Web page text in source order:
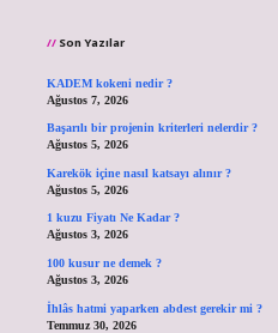
Son Yazılar
KADEM kokeni nedir ?
Ağustos 7, 2026
Başarılı bir projenin kriterleri nelerdir ?
Ağustos 5, 2026
Karekök içine nasıl katsayı alınır ?
Ağustos 5, 2026
1 kuzu Fiyatı Ne Kadar ?
Ağustos 3, 2026
100 kusur ne demek ?
Ağustos 3, 2026
İhlâs hatmi yaparken abdest gerekir mi ?
Temmuz 30, 2026